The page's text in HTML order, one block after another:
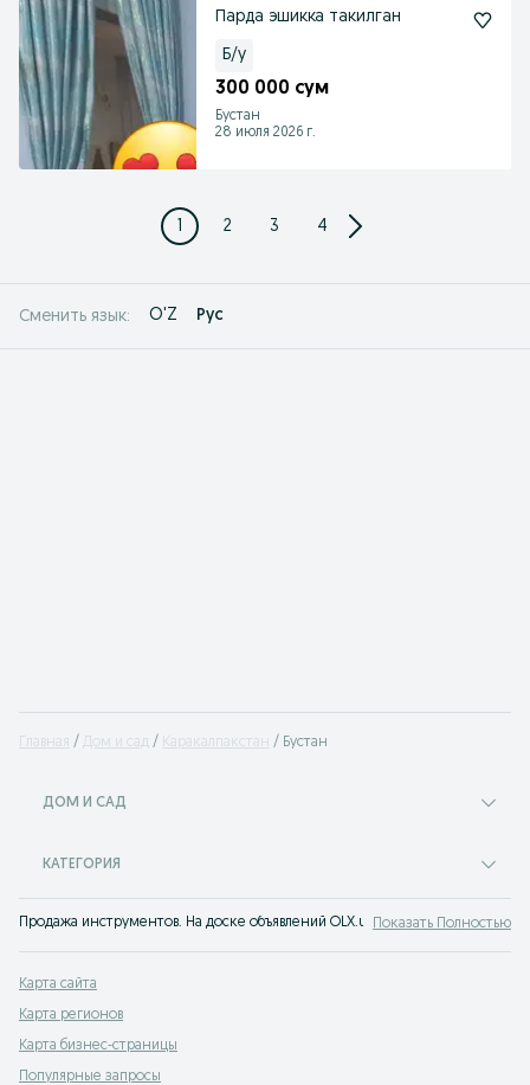
Парда эшикка такилган
Б/у
300 000 сум
Бустан
28 июля 2026 г.
1 2 3 4
Сменить язык: O'Z Рус
Главная Дом и сад Каракалпакстан Бустан
ДОМ И САД
КАТЕГОРИЯ
Продажа инструментов. На доске объявлений OLX.uz Бустан можно
Показать Полностью
Карта сайта
Карта регионов
Карта бизнес-страницы
Популярные запросы